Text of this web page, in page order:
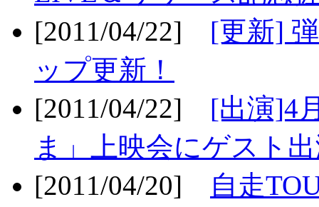
[2011/04/22] [更新]
ップ更新！
[2011/04/22] [出演]4
ま」上映会にゲスト
[2011/04/20]
自走